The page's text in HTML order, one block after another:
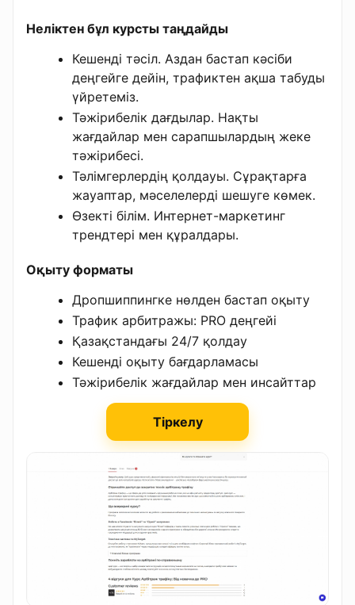
Неліктен бұл курсты таңдайды
Кешенді тәсіл. Аздан бастап кәсіби
деңгейге дейін, трафиктен ақша табуды
үйретеміз.
Тәжірибелік дағдылар. Нақты
жағдайлар мен сарапшылардың жеке
тәжірибесі.
Тәлімгерлердің қолдауы. Сұрақтарға
жауаптар, мәселелерді шешуге көмек.
Өзекті білім. Интернет-маркетинг
трендтері мен құралдары.
Оқыту форматы
Дропшиппингке нөлден бастап оқыту
Трафик арбитражы: PRO деңгейі
Қазақстандағы 24/7 қолдау
Кешенді оқыту бағдарламасы
Тәжірибелік жағдайлар мен инсайттар
Тіркелу